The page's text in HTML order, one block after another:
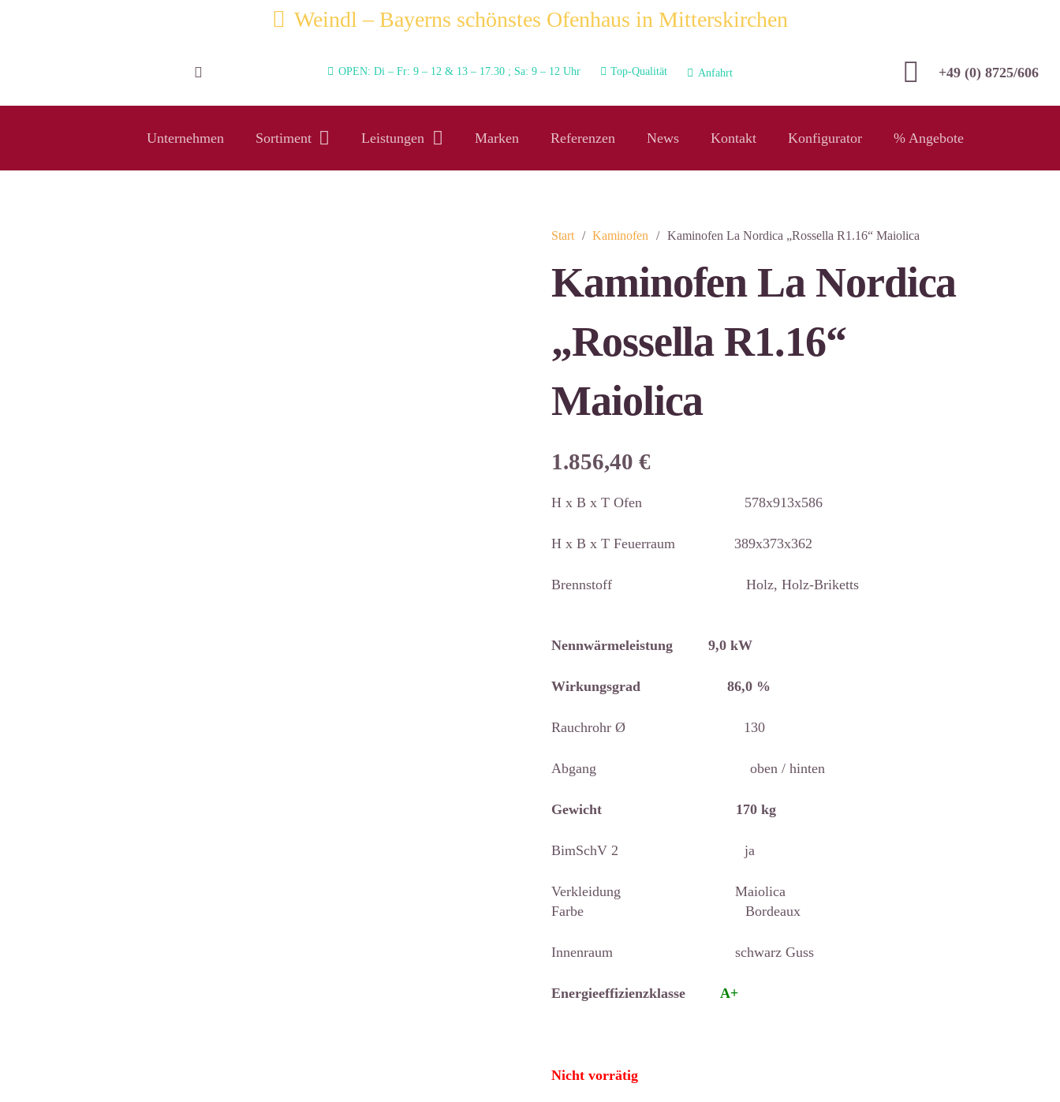
Weindl – Bayerns schönstes Ofenhaus in Mitterskirchen
OPEN: Di – Fr: 9 – 12 & 13 – 17.30 ; Sa: 9 – 12 Uhr Top-Qualität Anfahrt +49 (0) 8725/606
Unternehmen Sortiment Leistungen Marken Referenzen News Kontakt Konfigurator % Angebote
Start / Kaminofen / Kaminofen La Nordica „Rossella R1.16“ Maiolica
Kaminofen La Nordica
„Rossella R1.16“
Maiolica
1.856,40 €
H x B x T Ofen 578x913x586
H x B x T Feuerraum 389x373x362
Brennstoff Holz, Holz-Briketts
Nennwärmeleistung 9,0 kW
Wirkungsgrad 86,0 %
Rauchrohr Ø 130
Abgang oben / hinten
Gewicht 170 kg
BimSchV 2 ja
Verkleidung Maiolica
Farbe Bordeaux
Innenraum schwarz Guss
Energieeffizienzklasse A+
Nicht vorrätig